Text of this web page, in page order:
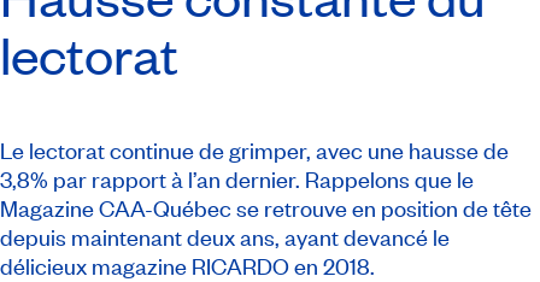
lectorat
Le lectorat continue de grimper, avec une hausse de
3,8% par rapport à l’an dernier. Rappelons que le
Magazine CAA-Québec se retrouve en position de tête
depuis maintenant deux ans, ayant devancé le
délicieux magazine RICARDOen 2018.